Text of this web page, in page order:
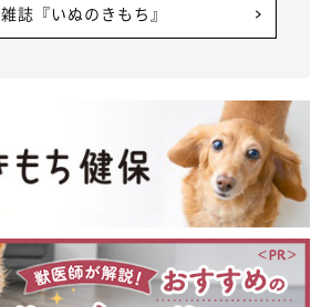
雑誌『いぬのきもち』